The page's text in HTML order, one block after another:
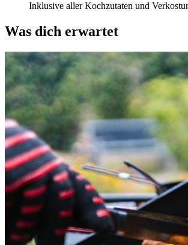
Inklusive aller Kochzutaten und
Was dich erwartet